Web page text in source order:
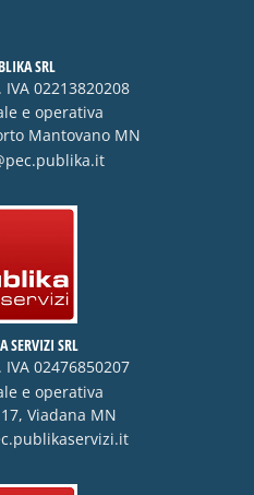
SRL
IVA 02213820208
e operativa
Mantovano MN
SERVIZI SRL
IVA 02476850207
e operativa
Viadana MN